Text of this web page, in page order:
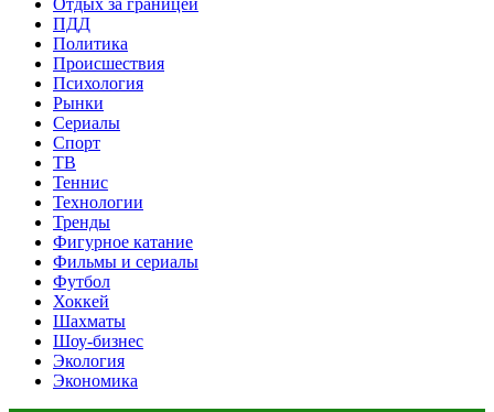
ПДД
Политика
Происшествия
Психология
Рынки
Сериалы
Спорт
ТВ
Теннис
Технологии
Тренды
Фигурное катание
Фильмы и сериалы
Футбол
Хоккей
Шахматы
Шоу-бизнес
Экология
Экономика